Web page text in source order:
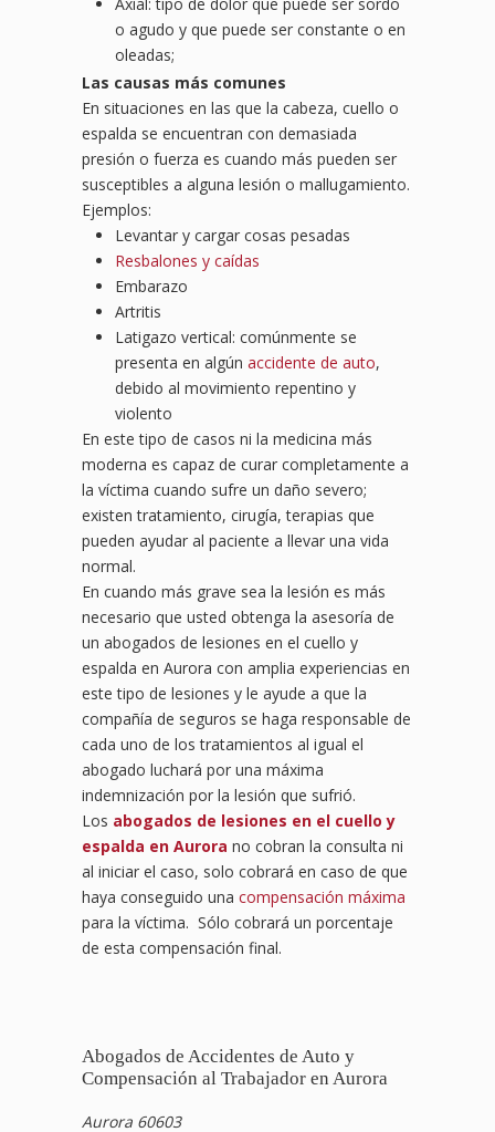
o agudo y que puede ser constante o en
oleadas;
Las causas más comunes
En situaciones en las que la cabeza, cuello o
espalda se encuentran con demasiada
presión o fuerza es cuando más pueden ser
susceptibles a alguna lesión o mallugamiento.
Ejemplos:
Levantar y cargar cosas pesadas
Resbalones y caídas
Embarazo
Artritis
Latigazo vertical: comúnmente se
presenta en algún accidente de auto,
debido al movimiento repentino y
violento
En este tipo de casos ni la medicina más
moderna es capaz de curar completamente a
la víctima cuando sufre un daño severo;
existen tratamiento, cirugía, terapias que
pueden ayudar al paciente a llevar una vida
normal.
En cuando más grave sea la lesión es más
necesario que usted obtenga la asesoría de
un abogados de lesiones en el cuello y
espalda en Aurora con amplia experiencias en
este tipo de lesiones y le ayude a que la
compañía de seguros se haga responsable de
cada uno de los tratamientos al igual el
abogado luchará por una máxima
indemnización por la lesión que sufrió.
Los abogados de lesiones en el cuello y
espalda en Aurora no cobran la consulta ni
al iniciar el caso, solo cobrará en caso de que
haya conseguido una compensación máxima
para la víctima. Sólo cobrará un porcentaje
de esta compensación final.
Abogados de Accidentes de Auto y
Compensación al Trabajador en Aurora
Aurora 60603